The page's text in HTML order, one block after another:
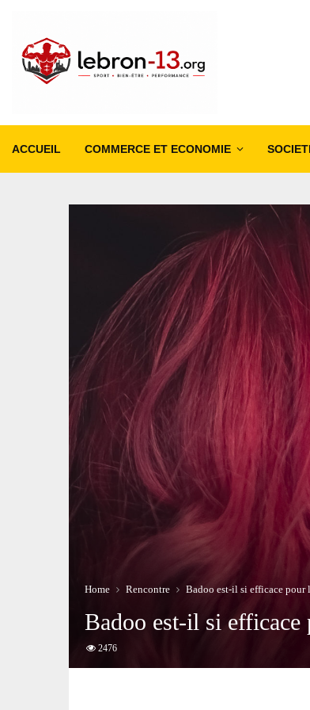
ACCUEIL COMMERCE ET ECONOMIE
Home Rencontre Badoo est-il si efficace pour
Badoo est-il si efficace
2476